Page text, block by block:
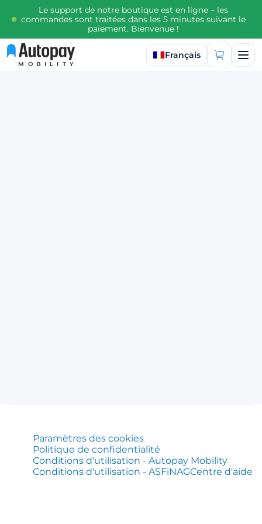
Le support de notre boutique est en ligne – les
commandes sont traitées dans les 5 minutes suivant le
paiement. Bienvenue !
MOBILITY
Sélectionner la langue
Français
Paramètres des cookies
Politique de confidentialité
Conditions d'utilisation - Autopay Mobility
Conditions d'utilisation - ASFiNAGCentre d'aide